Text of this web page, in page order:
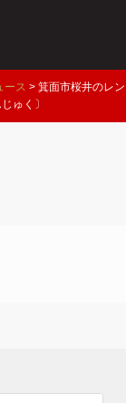
ース > 箕面市桜井のレン
ゅく〕